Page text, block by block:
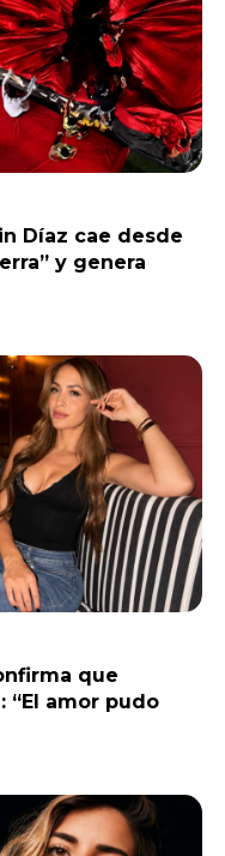
Díaz cae desde
y genera
que
“El amor pudo